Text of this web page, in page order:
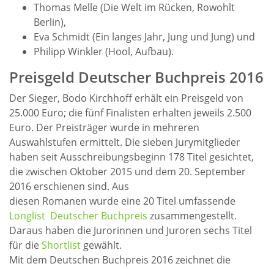
Thomas Melle (Die Welt im Rücken, Rowohlt
Berlin),
Eva Schmidt (Ein langes Jahr, Jung und Jung) und
Philipp Winkler (Hool, Aufbau).
Preisgeld Deutscher Buchpreis 2016
Der Sieger, Bodo Kirchhoff erhält ein Preisgeld von
25.000 Euro; die fünf Finalisten erhalten jeweils 2.500
Euro. Der Preisträger wurde in mehreren
Auswahlstufen ermittelt. Die sieben Jurymitglieder
haben seit Ausschreibungsbeginn 178 Titel gesichtet,
die zwischen Oktober 2015 und dem 20. September
2016 erschienen sind. Aus
diesen Romanen wurde eine 20 Titel umfassende
Longlist Deutscher Buchpreis zusammengestellt.
Daraus haben die Jurorinnen und Juroren sechs Titel
für die Shortlist gewählt.
Mit dem Deutschen Buchpreis 2016 zeichnet die